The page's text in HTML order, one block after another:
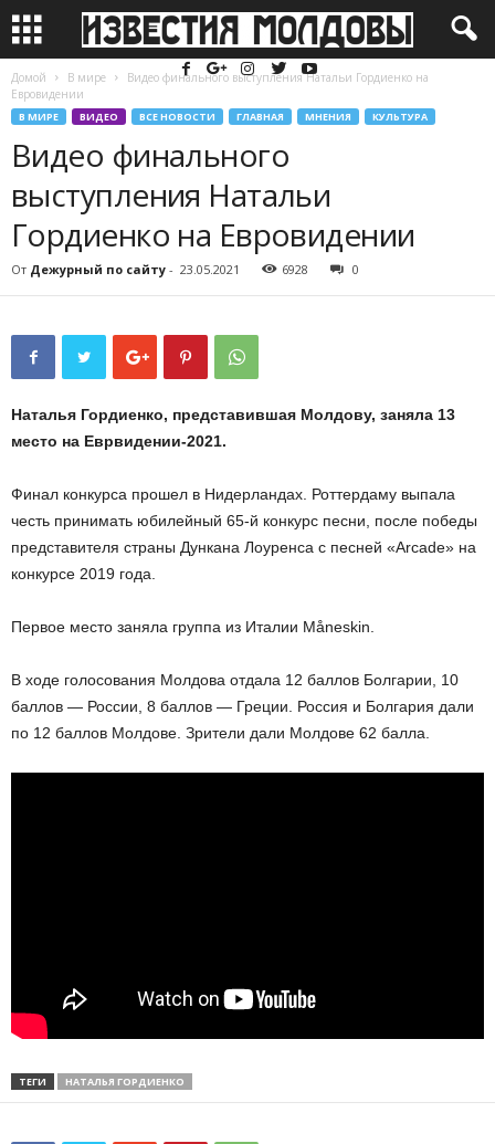
Домой В мире
Видео финального выступления Натальи Гордиенко на
Евровидении
В МИРЕ ВИДЕО ВСЕ НОВОСТИ ГЛАВНАЯ МНЕНИЯ КУЛЬТУРА
Видео финального
выступления Натальи
Гордиенко на Евровидении
От Дежурный по сайту - 23.05.2021 6928 0
Наталья Гордиенко, представившая Молдову, заняла 13
место на Еврвидении-2021.
Финал конкурса прошел в Нидерландах. Роттердаму выпала
честь принимать юбилейный 65-й конкурс песни, после победы
представителя страны Дункана Лоуренса с песней «Arcade» на
конкурсе 2019 года.
Первое место заняла группа из Италии Måneskin.
В ходе голосования Молдова отдала 12 баллов Болгарии, 10
баллов — России, 8 баллов — Греции. Россия и Болгария дали
по 12 баллов Молдове. Зрители дали Молдове 62 балла.
ТЕГИ НАТАЛЬЯ ГОРДИЕНКО